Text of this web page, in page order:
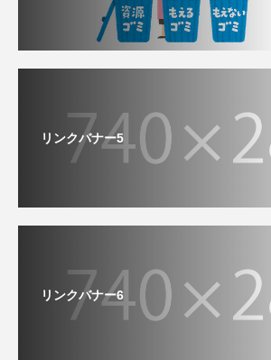
リンクバナー5
リンクバナー6